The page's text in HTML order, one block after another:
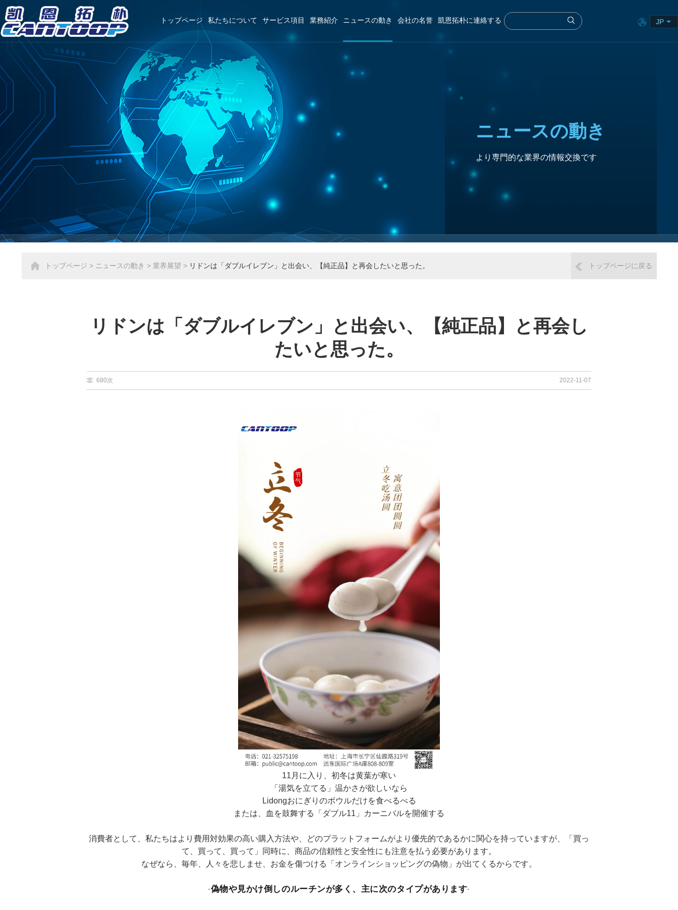
JP
トップページ 私たちについて サービス項目 業務紹介 ニュースの動き 会社の名誉 凱恩拓朴に連絡する
ニュースの動き
より専門的な業界の情報交換です
トップページに戻る
トップページ > ニュースの動き > 業界展望 > リドンは「ダブルイレブン」と出会い、【純正品】と再会したいと思った。
リドンは「ダブルイレブン」と出会い、【純正品】と再会し
たいと思った。
680次 2022-11-07
11月に入り、初冬は黄葉が寒い
「湯気を立てる」温かさが欲しいなら
Lidongおにぎりのボウルだけを食べるべる
または、血を鼓舞する「ダブル11」カーニバルを開催する
消費者として、私たちはより費用対効果の高い購入方法や、どのプラットフォームがより優先的であるかに関心を持っていますが、「買っ
て、買って、買って」同時に、商品の信頼性と安全性にも注意を払う必要があります。
なぜなら、毎年、人々を悲しませ、お金を傷つける「オンラインショッピングの偽物」が出てくるからです。
·偽物や見かけ倒しのルーチンが多く、主に次のタイプがあります·